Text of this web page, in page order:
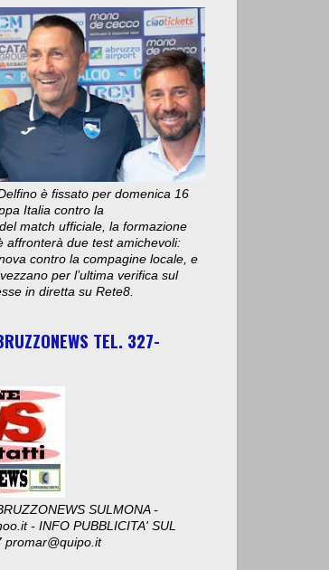
è fissato per domenica 16
Italia contro la
match ufficiale, la formazione
affronterà due test amichevoli:
contro la compagine locale, e
per l’ultima verifica sul
in diretta su Rete8.
TEL. 327-
SULMONA -
- INFO PUBBLICITA' SUL
promar@quipo.it